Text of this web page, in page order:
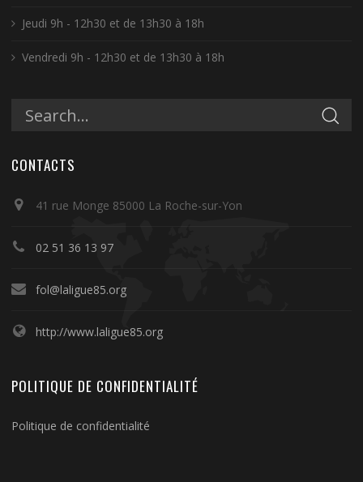
Jeudi 9h - 12h30 et de 13h30 à 18h
Vendredi 9h - 12h30 et de 13h30 à 18h
CONTACTS
41 rue Monge 85000 La Roche-sur-Yon
02 51 36 13 97
fol@laligue85.org
http://www.laligue85.org
POLITIQUE DE CONFIDENTIALITÉ
Politique de confidentialité